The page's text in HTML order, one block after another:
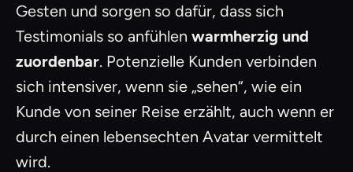
Gesten und sorgen so dafür, dass sich
Testimonials so anfühlen warmherzig und
zuordenbar. Potenzielle Kunden verbinden
sich intensiver, wenn sie „sehen“, wie ein
Kunde von seiner Reise erzählt, auch wenn er
durch einen lebensechten Avatar vermittelt
wird.